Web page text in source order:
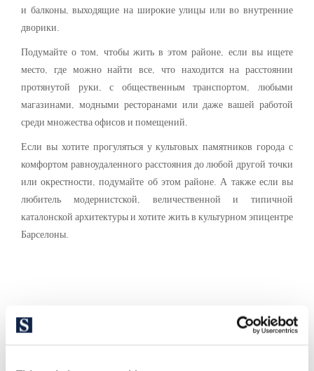
и балконы, выходящие на широкие улицы или во внутренние
дворики.
Подумайте о том, чтобы жить в этом районе, если вы ищете
место, где можно найти все, что находится на расстоянии
протянутой руки, с общественным транспортом, любыми
магазинами, модными ресторанами или даже вашей работой
среди множества офисов и помещений.
Если вы хотите прогуляться у культовых памятников города с
комфортом равноудаленного расстояния до любой другой точки
или окрестности, подумайте об этом районе. А также если вы
любитель модернистской, величественной и типичной
каталонской архитектуры и хотите жить в культурном эпицентре
Барселоны.